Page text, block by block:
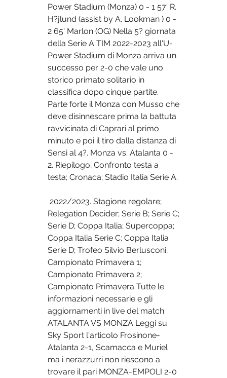
Power Stadium (Monza) 0 - 1 57' R.
H?jlund (assist by A. Lookman ) 0 -
2 65' Marlon (OG) Nella 5? giornata
della Serie A TIM 2022-2023 all'U-
Power Stadium di Monza arriva un
successo per 2-0 che vale uno
storico primato solitario in
classifica dopo cinque partite.
Parte forte il Monza con Musso che
deve disinnescare prima la battuta
ravvicinata di Caprari al primo
minuto e poi il tiro dalla distanza di
Sensi al 4?. Monza vs. Atalanta 0 -
2. Riepilogo; Confronto testa a
testa; Cronaca; Stadio Italia Serie A.
Relegation Decider; Serie B; Serie C;
Serie D; Coppa Italia; Supercoppa;
Coppa Italia Serie C; Coppa Italia
Serie D; Trofeo Silvio Berlusconi;
Campionato Primavera 1;
Campionato Primavera 2;
Campionato Primavera Tutte le
informazioni necessarie e gli
aggiornamenti in live del match
ATALANTA VS MONZA Leggi su
Sky Sport l'articolo Frosinone-
Atalanta 2-1, Scamacca e Muriel
ma i nerazzurri non riescono a
trovare il pari MONZA-EMPOLI 2-0